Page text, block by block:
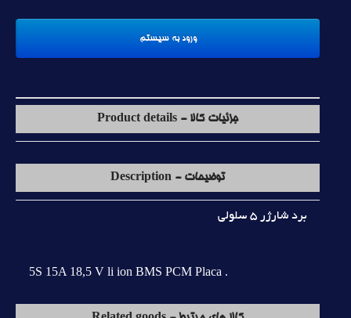
جزئیات کالا - Product details
توضیحات - Description
برد شارژر 5 سلولي
5S 15A 18,5 V li ion BMS PCM Placa .